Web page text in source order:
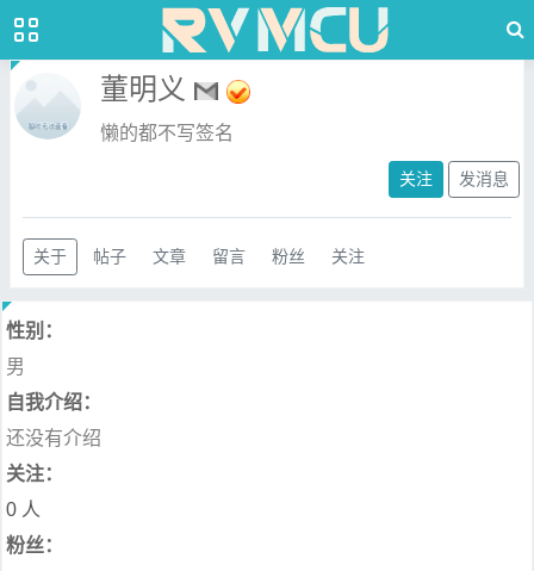
董明义
懒的都不写签名
关注 发消息
关于 帖子 文章 留言 粉丝 关注
性别：
男
自我介绍：
还没有介绍
关注：
0 人
粉丝：